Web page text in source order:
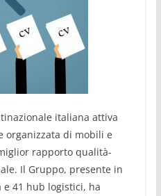
italiana attiva
organizzata di mobili e
rapporto qualità-
Il Gruppo, presente in
41 hub logistici, ha